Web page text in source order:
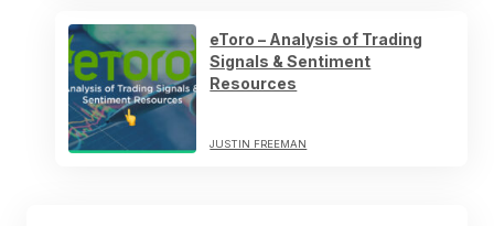
eToro – Analysis of Trading
Signals & Sentiment
Resources
JUSTIN FREEMAN